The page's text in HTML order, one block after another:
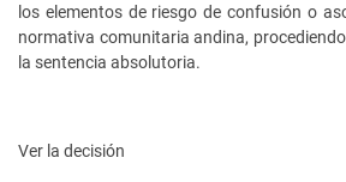
los elementos de riesgo de confusión o
normativa comunitaria andina,
la sentencia absolutoria.
Ver la decisión